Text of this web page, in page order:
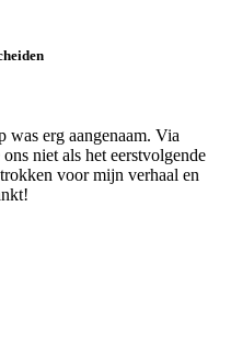
was erg aangenaam. Via
niet als het eerstvolgende
voor mijn verhaal en